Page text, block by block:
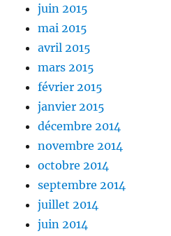
juin 2015
mai 2015
avril 2015
mars 2015
février 2015
janvier 2015
décembre 2014
novembre 2014
octobre 2014
septembre 2014
juillet 2014
juin 2014